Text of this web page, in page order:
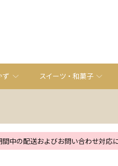
ず スイーツ・和菓子
間中の配送およびお問い合わせ対応